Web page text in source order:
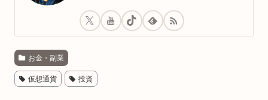
お金・副業
仮想通貨 投資